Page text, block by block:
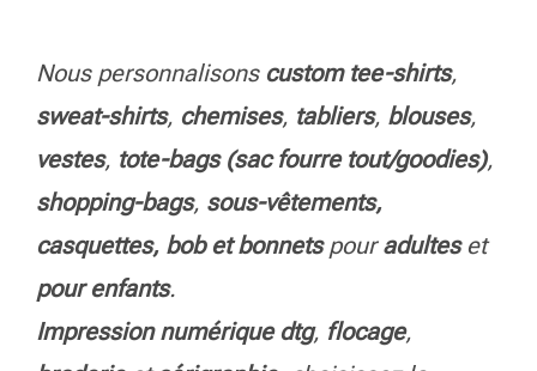
TECHNIQUES.
Pour plus de détails:BLOG.
Nous personnalisons custom tee-shirts
sweat-shirts,chemises,tabliers ,blouses,
vestes,tote-bags (sac fourre tout/goodies)
shopping-bags,sous-vêtements,